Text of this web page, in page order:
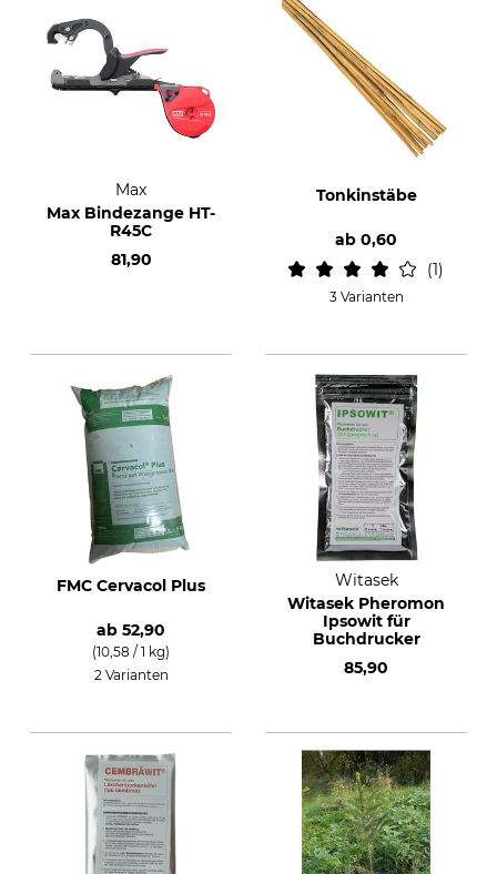
Max
Max Bindezange HT-
R45C
81,90
Tonkinstäbe
ab 0,60
1
3 Varianten
FMC Cervacol Plus
ab 52,90
(10,58 / 1 kg)
2 Varianten
Witasek
Witasek Pheromon
Ipsowit für
Buchdrucker
85,90